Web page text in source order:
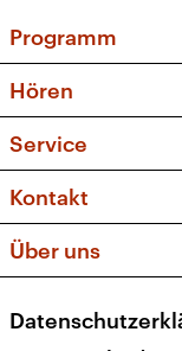
Programm
Musikliste
Kakadu –
Hören
Service
FAQ
Apps
Newsletter
Kontakt
Social
Über uns
Presse